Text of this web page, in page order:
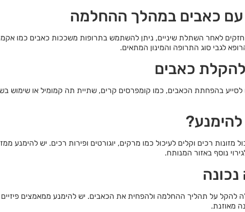
עם כאבים במהלך ההחלמה
לאחר השתלת שיניים, ניתן להשתמש בתרופות משככות כאבים כמו
לגבי סוג התרופה והמינון המתאים.
להקלת כאבים
לסייע בהפחתת הכאבים, כמו קומפרסים קרים, שתיית תה קמומיל או שימוש
רכים וקלים לעיכול כמו מרקים, יוגורטים ופירות רכים. יש להימנע
נוסף באזור המנותח.
להקל על תהליך ההחלמה ולהפחית את הכאבים. יש להימנע ממאמצים
מאוזנת.